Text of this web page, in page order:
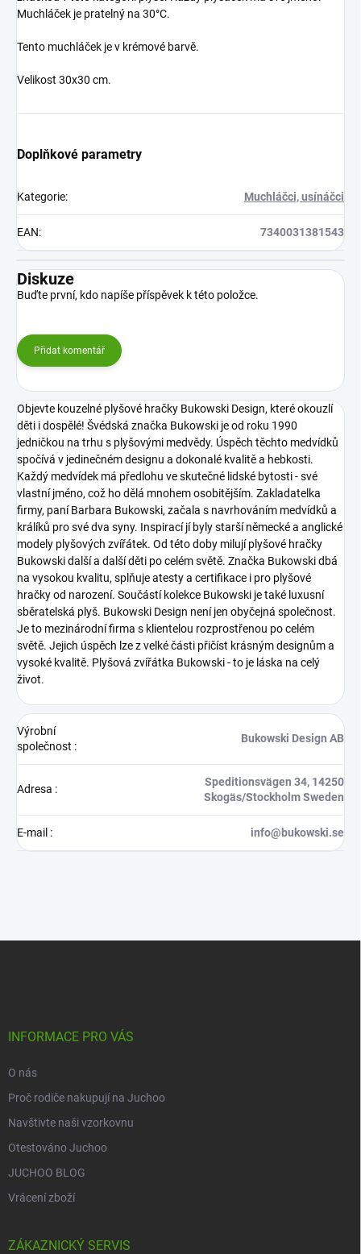
Muchláček je pratelný na 30°C.
Tento muchláček je v krémové barvě.
Velikost 30x30 cm.
Doplňkové parametry
Kategorie: Muchláčci, usínáčci
EAN: 7340031381543
Diskuze
Buďte první, kdo napíše příspěvek k této položce.
Přidat komentář
Objevte kouzelné plyšové hračky Bukowski Design, které okouzlí
děti i dospělé! Švédská značka Bukowski je od roku 1990
jedničkou na trhu s plyšovými medvědy. Úspěch těchto medvídků
spočívá v jedinečném designu a dokonalé kvalitě a hebkosti.
Každý medvídek má předlohu ve skutečné lidské bytosti - své
vlastní jméno, což ho dělá mnohem osobitějším. Zakladatelka
firmy, paní Barbara Bukowski, začala s navrhováním medvídků a
králíků pro své dva syny. Inspirací jí byly starší německé a anglické
modely plyšových zvířátek. Od této doby milují plyšové hračky
Bukowski další a další děti po celém světě. Značka Bukowski dbá
na vysokou kvalitu, splňuje atesty a certifikace i pro plyšové
hračky od narození. Součástí kolekce Bukowski je také luxusní
sběratelská plyš. Bukowski Design není jen obyčejná společnost.
Je to mezinárodní firma s klientelou rozprostřenou po celém
světě. Jejich úspěch lze z velké části přičíst krásným designům a
vysoké kvalitě. Plyšová zvířátka Bukowski - to je láska na celý
život.
Výrobní
společnost :
Bukowski Design AB
Adresa :
Speditionsvägen 34, 14250
Skogäs/Stockholm Sweden
E-mail : info@bukowski.se
INFORMACE PRO VÁS
O nás
Proč rodiče nakupují na Juchoo
Navštivte naši vzorkovnu
Otestováno Juchoo
JUCHOO BLOG
Vrácení zboží
ZÁKAZNICKÝ SERVIS